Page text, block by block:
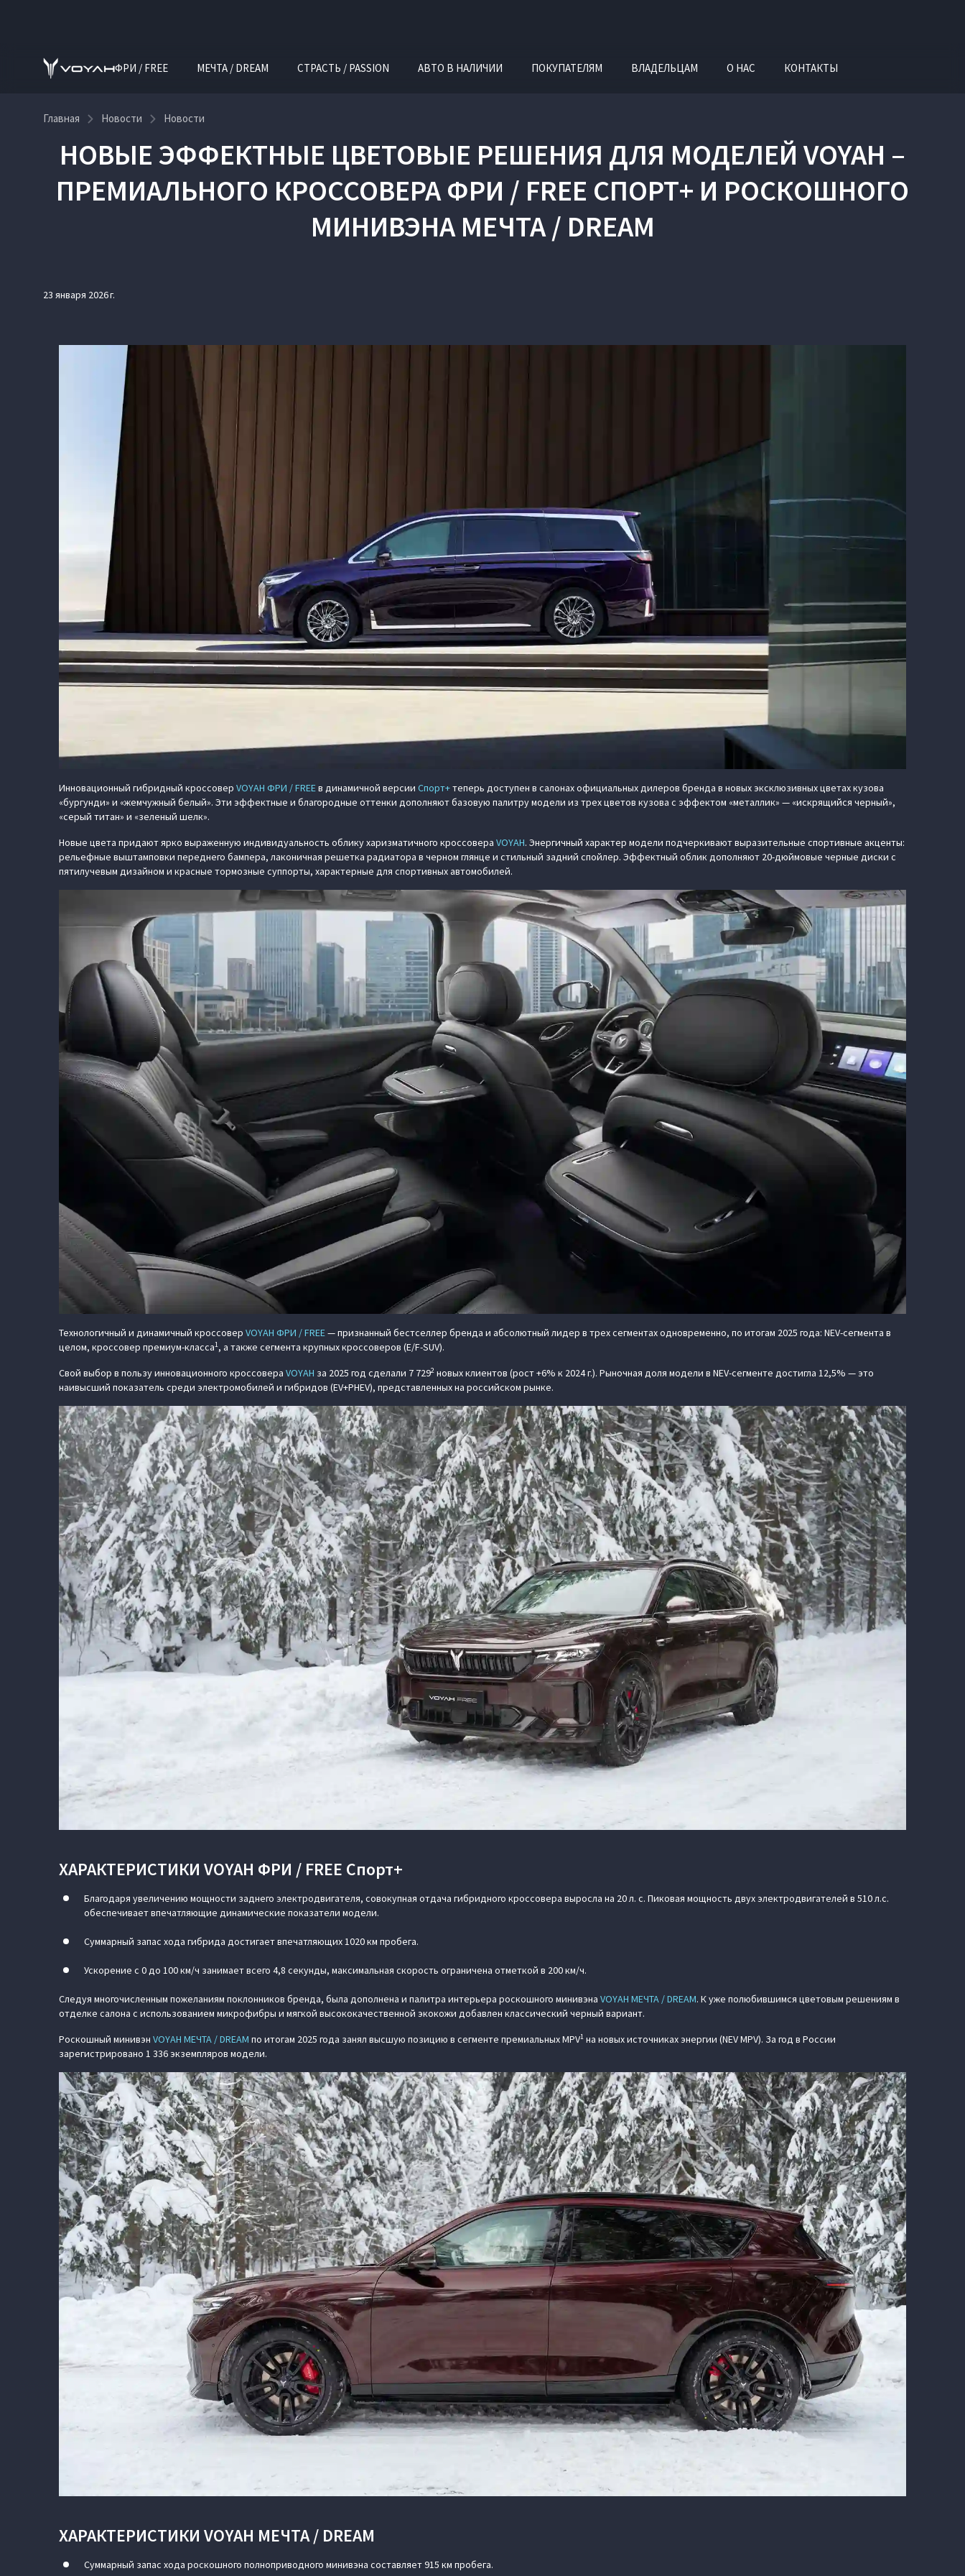
ФРИ / FREE МЕЧТА / DREAM СТРАСТЬ / PASSION АВТО В НАЛИЧИИ ПОКУПАТЕЛЯМ ВЛАДЕЛЬЦАМ О НАС КОНТАКТЫ
Главная Новости Новости
НОВЫЕ ЭФФЕКТНЫЕ ЦВЕТОВЫЕ РЕШЕНИЯ ДЛЯ МОДЕЛЕЙ VOYAH –
ПРЕМИАЛЬНОГО КРОССОВЕРА ФРИ / FREE СПОРТ+ И РОСКОШНОГО
МИНИВЭНА МЕЧТА / DREAM
23 января 2026 г.
Инновационный гибридный кроссовер VOYAH ФРИ / FREEв динамичной версии Спорт+теперь доступен в салонах официальных дилеров бренда в новых эксклюзивных цветах кузова
«бургунди» и «жемчужный белый». Эти эффектные и благородные оттенки дополняют базовую палитру модели из трех цветов кузова с эффектом «металлик» — «искрящийся черный»,
«серый титан» и «зеленый шелк».
Новые цвета придают ярко выраженную индивидуальность облику харизматичного кроссовера VOYAH. Энергичный характер модели подчеркивают выразительные спортивные акценты:
рельефные выштамповки переднего бампера, лаконичная решетка радиатора в черном глянце и стильный задний спойлер. Эффектный облик дополняют 20-дюймовые черные диски с
пятилучевым дизайном и красные тормозные суппорты, характерные для спортивных автомобилей.
Технологичный и динамичный кроссовер VOYAH ФРИ / FREE— признанный бестселлер бренда и абсолютный лидер в трех сегментах одновременно, по итогам 2025 года: NEV-сегмента в
целом, кроссовер премиум-класса1, а также сегмента крупных кроссоверов (E/F-SUV).
Свой выбор в пользу инновационного кроссовера VOYAH за 2025 год сделали 7 7292 новых клиентов (рост +6% к 2024 г.). Рыночная доля модели в NEV-сегменте достигла 12,5% — это
наивысший показатель среди электромобилей и гибридов (EV+PHEV), представленных на российском рынке.
ХАРАКТЕРИСТИКИ VOYAH ФРИ / FREE Спорт+
Благодаря увеличению мощности заднего электродвигателя, совокупная отдача гибридного кроссовера выросла на 20 л. с. Пиковая мощность двух электродвигателей в 510 л.с.
обеспечивает впечатляющие динамические показатели модели.
Суммарный запас хода гибрида достигает впечатляющих 1020 км пробега.
Ускорение с 0 до 100 км/ч занимает всего 4,8 секунды, максимальная скорость ограничена отметкой в 200 км/ч.
Следуя многочисленным пожеланиям поклонников бренда, была дополнена и палитра интерьера роскошного минивэна VOYAH МЕЧТА / DREAM. К уже полюбившимся цветовым решениям в
отделке салона с использованием микрофибры и мягкой высококачественной экокожи добавлен классический черный вариант.
Роскошный минивэн VOYAH МЕЧТА / DREAM по итогам 2025 года занял высшую позицию в сегменте премиальных MPV1 на новых источниках энергии (NEV MPV). За год в России
зарегистрировано 1 336 экземпляров модели.
ХАРАКТЕРИСТИКИ VOYAH МЕЧТА / DREAM
Суммарный запас хода роскошного полноприводного минивэна составляет 915 км пробега.